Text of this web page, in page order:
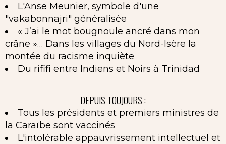
L'Anse Meunier, symbole d'une
"vakabonnajri" généralisée
« J’ai le mot bougnoule ancré dans mon
crâne »… Dans les villages du Nord-Isère la
montée du racisme inquiète
Du rififi entre Indiens et Noirs à Trinidad
DEPUIS TOUJOURS :
Tous les présidents et premiers ministres de
la Caraïbe sont vaccinés
L'intolérable appauvrissement intellectuel et